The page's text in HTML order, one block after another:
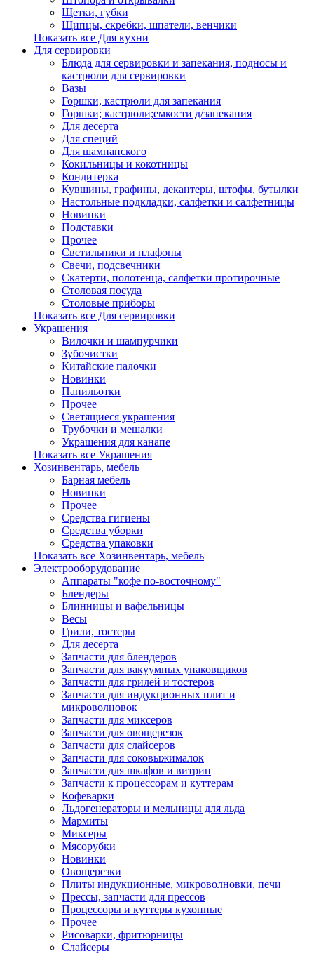
Щетки, губки
Щипцы, скребки, шпатели, венчики
Показать все Для кухни
Для сервировки
Блюда для сервировки и запекания, подносы и
кастрюли для сервировки
Вазы
Горшки, кастрюли для запекания
Горшки; кастрюли;емкости д/запекания
Для десерта
Для специй
Для шампанского
Кокильницы и кокотницы
Кондитерка
Кувшины, графины, декантеры, штофы, бутылки
Настольные подкладки, салфетки и салфетницы
Новинки
Подставки
Прочее
Светильники и плафоны
Свечи, подсвечники
Скатерти, полотенца, салфетки протирочные
Столовая посуда
Столовые приборы
Показать все Для сервировки
Украшения
Вилочки и шампурчики
Зубочистки
Китайские палочки
Новинки
Папильотки
Прочее
Светящиеся украшения
Трубочки и мешалки
Украшения для канапе
Показать все Украшения
Хозинвентарь, мебель
Барная мебель
Новинки
Прочее
Средства гигиены
Средства уборки
Средства упаковки
Показать все Хозинвентарь, мебель
Электрооборудование
Аппараты "кофе по-восточному"
Блендеры
Блинницы и вафельницы
Весы
Грили, тостеры
Для десерта
Запчасти для блендеров
Запчасти для вакуумных упаковщиков
Запчасти для грилей и тостеров
Запчасти для индукционных плит и
микроволновок
Запчасти для миксеров
Запчасти для овощерезок
Запчасти для слайсеров
Запчасти для соковыжималок
Запчасти для шкафов и витрин
Запчасти к процессорам и куттерам
Кофеварки
Льдогенераторы и мельницы для льда
Мармиты
Миксеры
Мясорубки
Новинки
Овощерезки
Плиты индукционные, микроволновки, печи
Прессы, запчасти для прессов
Процессоры и куттеры кухонные
Прочее
Рисоварки, фритюрницы
Слайсеры